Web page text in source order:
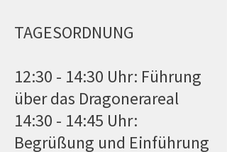
TAGESORDNUNG
12:30 - 14:30 Uhr: Führung
über das Dragonerareal
14:30 - 14:45 Uhr:
Begrüßung und Einführung